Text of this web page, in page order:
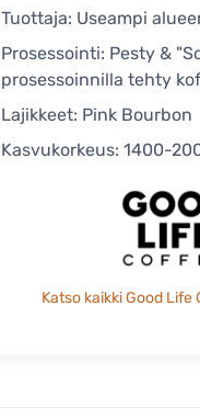
Tuottaja: Useampi
Prosessointi: Pesty &
prosessoinnilla tehty
Lajikkeet: Pink Bourbon
Kasvukorkeus: 1400-
Katso kaikki Good